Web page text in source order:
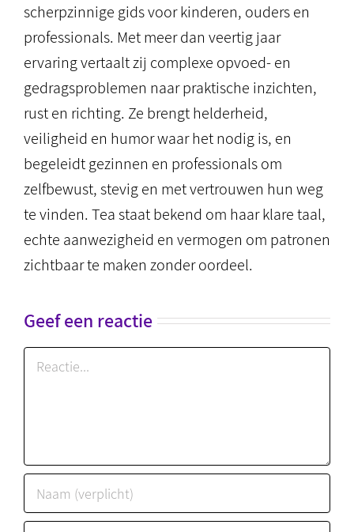
scherpzinnige gids voor kinderen, ouders en
professionals. Met meer dan veertig jaar
ervaring vertaalt zij complexe opvoed- en
gedragsproblemen naar praktische inzichten,
rust en richting. Ze brengt helderheid,
veiligheid en humor waar het nodig is, en
begeleidt gezinnen en professionals om
zelfbewust, stevig en met vertrouwen hun weg
te vinden. Tea staat bekend om haar klare taal,
echte aanwezigheid en vermogen om patronen
zichtbaar te maken zonder oordeel.
Geef een reactie
Reactie